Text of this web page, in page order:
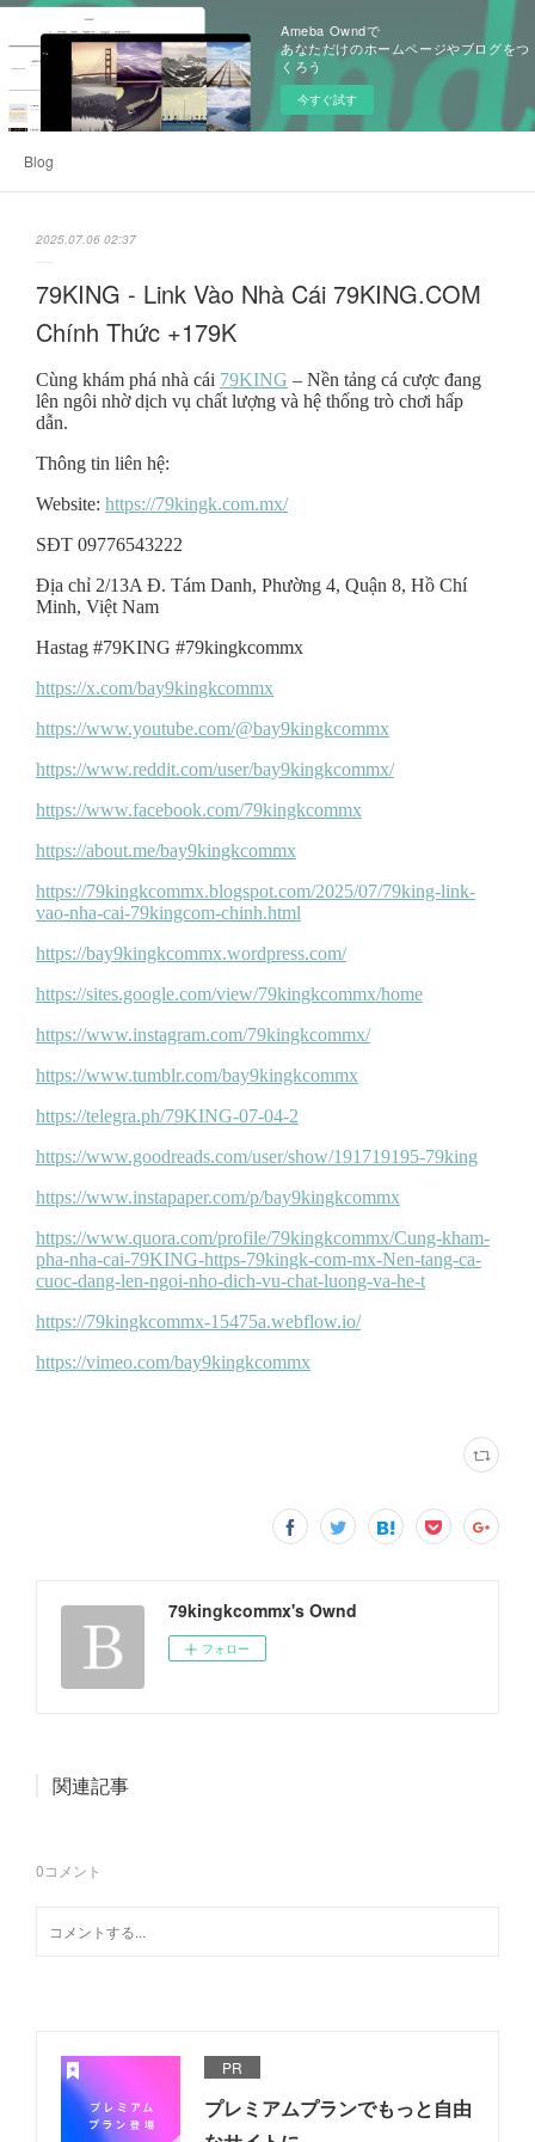
Ameba Owndで
あなただけのホームページやブログをつ
くろう
今すぐ試す
Blog
2025.07.06 02:37
79KING - Link Vào Nhà Cái 79KING.COM
Chính Thức +179K
79kingkcommx's Ownd
フォロー
関連記事
0コメント
PR
プレミアムプランでもっと自由